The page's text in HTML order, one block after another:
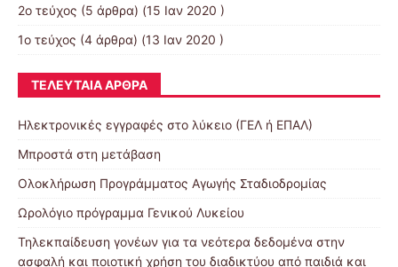
2ο τεύχος (5 άρθρα) (15 Ιαν 2020 )
1ο τεύχος (4 άρθρα) (13 Ιαν 2020 )
ΤΕΛΕΥΤΑΊΑ ΆΡΘΡΑ
Ηλεκτρονικές εγγραφές στο λύκειο (ΓΕΛ ή ΕΠΑΛ)
Μπροστά στη μετάβαση
Ολοκλήρωση Προγράμματος Αγωγής Σταδιοδρομίας
Ωρολόγιο πρόγραμμα Γενικού Λυκείου
Τηλεκπαίδευση γονέων για τα νεότερα δεδομένα στην
ασφαλή και ποιοτική χρήση του διαδικτύου από παιδιά και